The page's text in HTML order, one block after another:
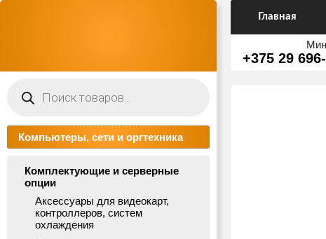
товаров
Компьютеры, сети и оргтехника
Комплектующие и серверные
опции
Аксессуары для видеокарт,
контроллеров, систем
охлаждения
Главная
+375 29